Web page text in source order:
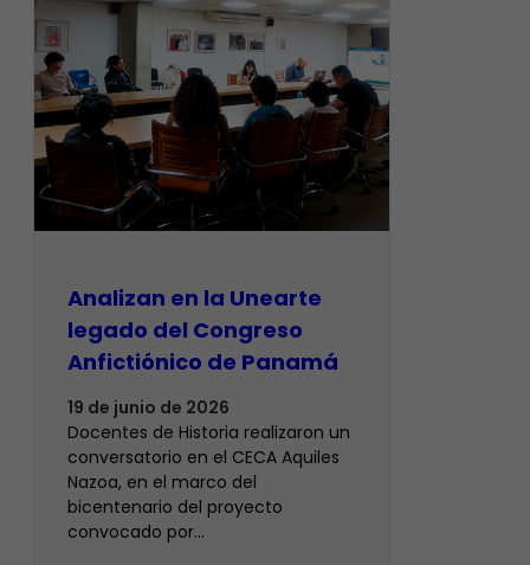
Analizan en la Unearte
legado del Congreso
Anfictiónico de Panamá
19 de junio de 2026
Docentes de Historia realizaron un
conversatorio en el CECA Aquiles
Nazoa, en el marco del
bicentenario del proyecto
convocado por…